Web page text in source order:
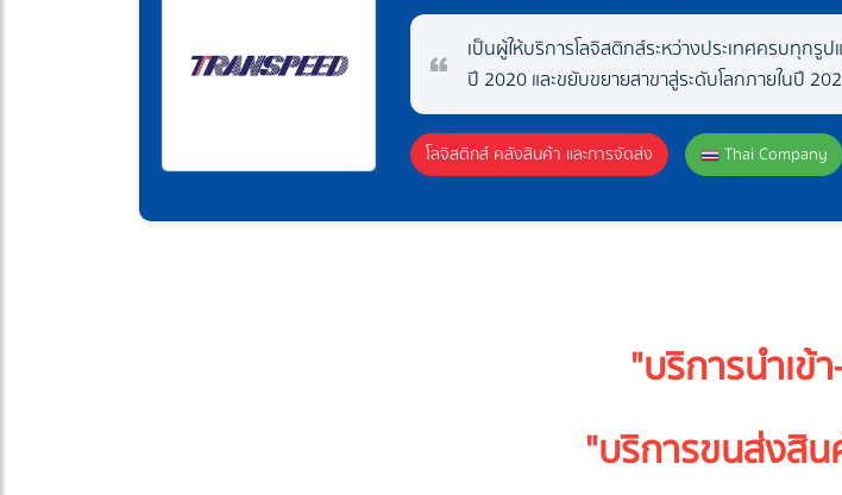
เป็นผู้ให้บริการโลจิสติกส์ระหว่างประเทศครบทุกรู
ปี 2020 และขยับขยายสาขาสู่ระดับโลกภายในปี
โลจิสติกส์ คลังสินค้า และการจัดส่ง Thai Company
"บริการนำเข้
"บริการขนส่งสิ